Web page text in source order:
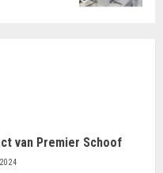
van Premier Schoof